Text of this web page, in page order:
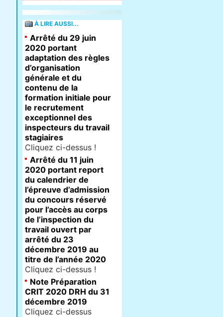
À LIRE AUSSI...
Arrêté du 29 juin
2020 portant
adaptation des règles
d’organisation
générale et du
contenu de la
formation initiale pour
le recrutement
exceptionnel des
inspecteurs du travail
stagiaires
Cliquez ci-dessus !
Arrêté du 11 juin
2020 portant report
du calendrier de
l’épreuve d’admission
du concours réservé
pour l’accès au corps
de l’inspection du
travail ouvert par
arrêté du 23
décembre 2019 au
titre de l’année 2020
Cliquez ci-dessus !
Note Préparation
CRIT 2020 DRH du 31
décembre 2019
Cliquez ci-dessus